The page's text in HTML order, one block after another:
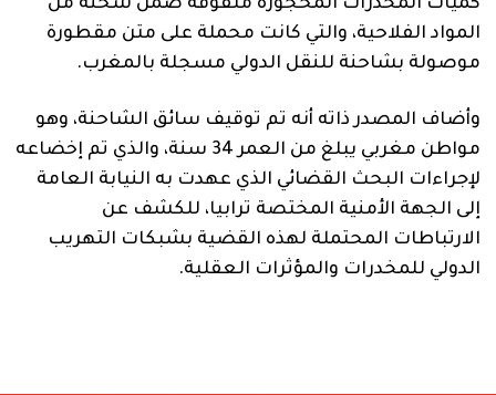
كميات المخدرات المحجوزة ملفوفة ضمن شحنة من
المواد الفلاحية، والتي كانت محملة على متن مقطورة
موصولة بشاحنة للنقل الدولي مسجلة بالمغرب.
وأضاف المصدر ذاته أنه تم توقيف سائق الشاحنة، وهو
مواطن مغربي يبلغ من العمر 34 سنة، والذي تم إخضاعه
لإجراءات البحث القضائي الذي عهدت به النيابة العامة
إلى الجهة الأمنية المختصة ترابيا، للكشف عن
الارتباطات المحتملة لهذه القضية بشبكات التهريب
الدولي للمخدرات والمؤثرات العقلية.